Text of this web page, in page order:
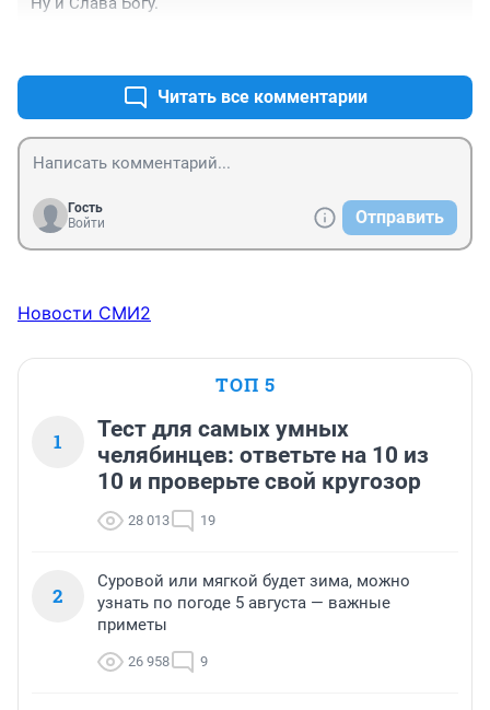
Читать все комментарии
Гость
Войти
Отправить
Новости СМИ2
ТОП 5
1
Тест для самых умных
челябинцев: ответьте на 10 из
10 и проверьте свой кругозор
28 013 19
2
Суровой или мягкой будет зима, можно
узнать по погоде 5 августа — важные
приметы
26 958 9